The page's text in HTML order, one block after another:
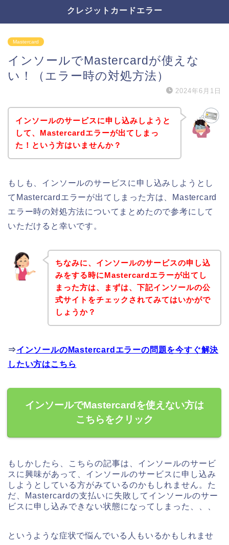
クレジットカードエラー
Mastercard
インソールでMastercardが使えな
い！（エラー時の対処方法）
2024年6月1日
インソールのサービスに申し込みしようと
して、Mastercardエラーが出てしまっ
た！という方はいませんか？
もしも、インソールのサービスに申し込みしようとし
てMastercardエラーが出てしまった方は、Mastercard
エラー時の対処方法についてまとめたので参考にして
いただけると幸いです。
ちなみに、インソールのサービスの申し込
みをする時にMastercardエラーが出てし
まった方は、まずは、下記インソールの公
式サイトをチェックされてみてはいかがで
しょうか？
⇒インソールのMastercardエラーの問題を今すぐ解決
したい方はこちら
インソールでMastercardを使えない方は
こちらをクリック
もしかしたら、こちらの記事は、インソールのサービ
スに興味があって、インソールのサービスに申し込み
しようとしている方がみているのかもしれません。た
だ、Mastercardの支払いに失敗してインソールのサー
ビスに申し込みできない状態になってしまった、、、
というような症状で悩んでいる人もいるかもしれませ